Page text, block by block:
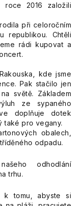
roce 2016 založili
při celoročním
republikou. Chtěli
rádi kupovat a
kde jsme
Pak stačilo jen
světě. Základem
ze sypaného
doplňuje dotek
také pro vegany.
obalech,
odpadu.
odhodlání
trhu.
k tomu, abyste si